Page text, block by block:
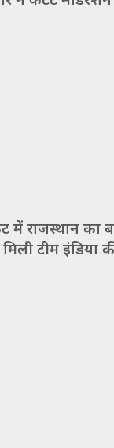
उठाए!
में राजस्थान का
टीम इंडिया